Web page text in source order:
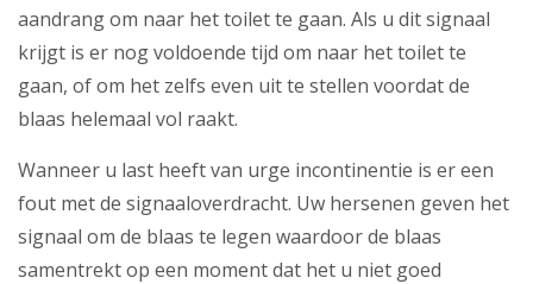
aandrang om naar het toilet te gaan. Als u dit signaal
krijgt is er nog voldoende tijd om naar het toilet te
gaan, of om het zelfs even uit te stellen voordat de
blaas helemaal vol raakt.
Wanneer u last heeft van urge incontinentie is er een
fout met de signaaloverdracht. Uw hersenen geven het
signaal om de blaas te legen waardoor de blaas
samentrekt op een moment dat het u niet goed